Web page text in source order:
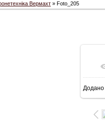
Вермахт » Foto_205
Додано